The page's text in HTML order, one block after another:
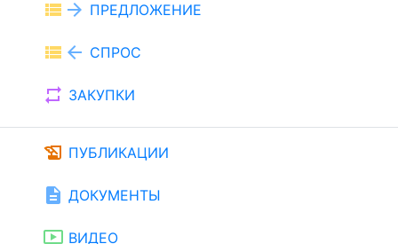
view_list arrow_forward ПРЕДЛОЖЕНИЕ
view_list arrow_back СПРОС
repeat ЗАКУПКИ
history_edu ПУБЛИКАЦИИ
description ДОКУМЕНТЫ
ondemand_video ВИДЕО